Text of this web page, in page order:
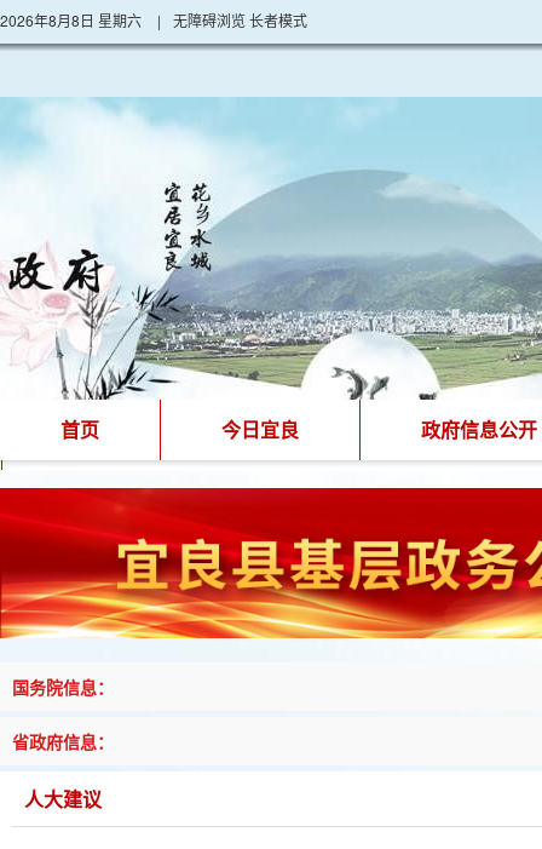
2026年8月8日 星期六 | 无障碍浏览长者模式
首页 今日宜良 政府信息公开
国务院信息：
省政府信息：
人大建议